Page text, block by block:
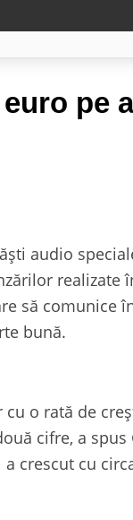
pe
audio
realizate
să comunice
bună.
o rată de
cifre, a spus
crescut cu